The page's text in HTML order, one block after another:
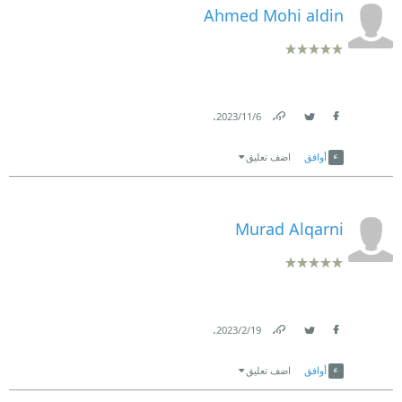
Ahmed Mohi aldin
6‏/11‏/2023
.
أوافق اضف تعليق
Murad Alqarni
19‏/2‏/2023
.
أوافق اضف تعليق